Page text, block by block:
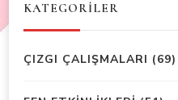
KATEGORİLER
ÇIZGI ÇALIŞMALARI (69)